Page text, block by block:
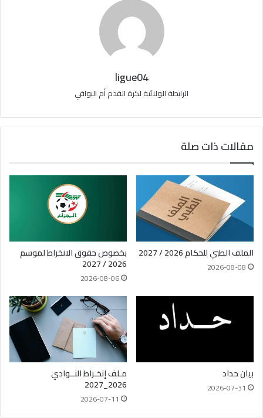
ligue04
الرابطة الولائية لكرة القدم أم البواقي
مقالات ذات صلة
الملف الطبي للحكام 2026 / 2027
2026-08-08
بخصوص حقوق الانخراط لموسم
2026 / 2027
2026-08-06
بيان حداد
2026-07-31
مـلف إنخـراط النــوادي
2026_2027
2026-07-11